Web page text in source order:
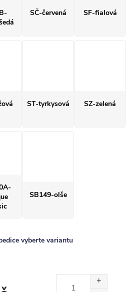
SČ-červená SF-fialová
ST-tyrkysová SZ-zelená
SB149-olše
vyberte variantu